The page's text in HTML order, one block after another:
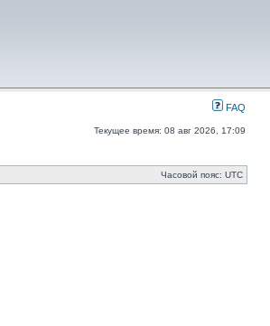
FAQ
Текущее время: 08 авг 2026, 17:09
Часовой пояс: UTC